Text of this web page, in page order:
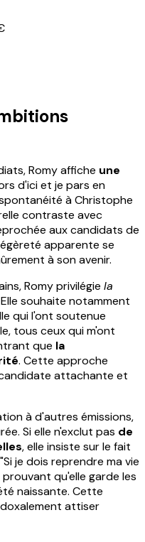
Romy affiche une
d'ici et je pars en
à Christophe
contraste avec
aux candidats de
apparente se
à son avenir.
Romy privilégie la
souhaite notamment
qui l'ont soutenue
tous ceux qui m'ont
que la
. Cette approche
attachante et
à d'autres émissions,
Si elle n'exclut pas de
, elle insiste sur le fait
je dois reprendre ma vie
qu'elle garde les
naissante. Cette
attiser